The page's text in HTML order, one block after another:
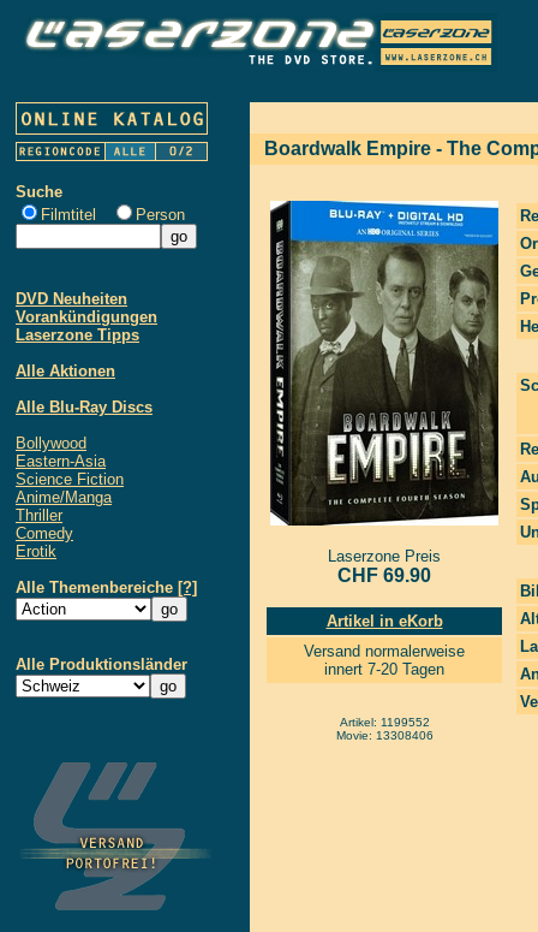
Suche
Filmtitel
Person
DVD Neuheiten
Vorankündigungen
Laserzone Tipps
Alle Aktionen
Alle Blu-Ray Discs
Bollywood
Eastern-Asia
Science Fiction
Anime/Manga
Thriller
Comedy
Erotik
Alle Themenbereiche [?]
Alle Produktionsländer
Boardwalk Empire - The
Laserzone Preis
CHF 69.90
Artikel in eKorb
Versand normalerweise
innert 7-20 Tagen
Artikel: 1199552
Movie: 13308406